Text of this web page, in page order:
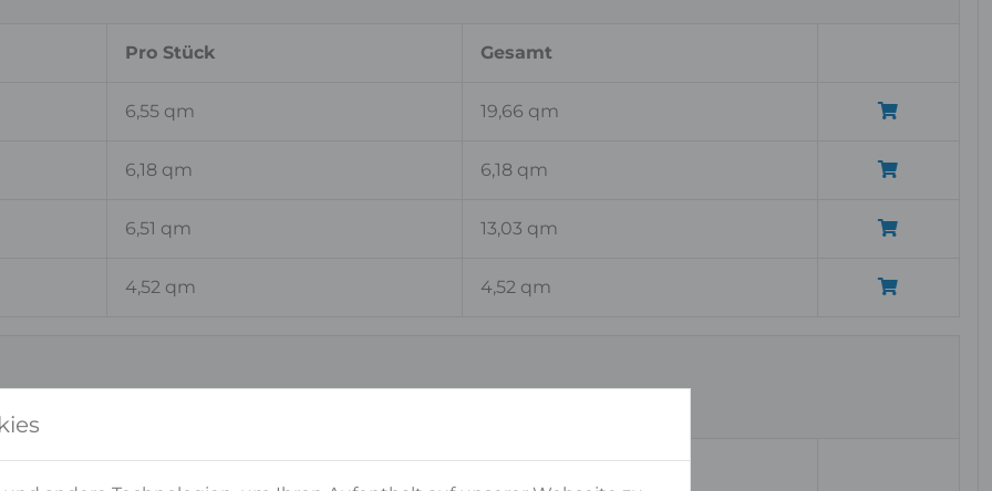
Pro Stück Gesamt
6,55 qm 19,66 qm
6,18 qm 6,18 qm
6,51 qm 13,03 qm
4,52 qm 4,52 qm
Pro Stück Gesamt